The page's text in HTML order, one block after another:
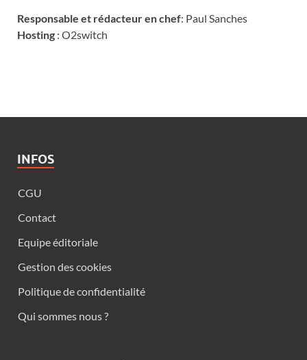
Responsable et rédacteur en chef: Paul Sanches
Hosting : O2switch
INFOS
CGU
Contact
Equipe éditoriale
Gestion des cookies
Politique de confidentialité
Qui sommes nous ?